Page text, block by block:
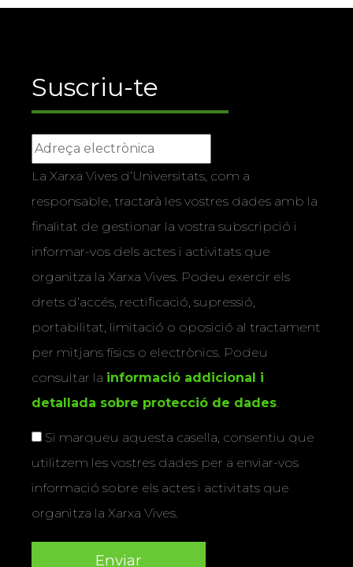
Suscriu-te
La Xarxa Vives d’Universitats, com a
responsable, tractarà les vostres dades amb la
finalitat de gestionar la vostra subscripció i
informar-vos dels actes i activitats que
organitza la Xarxa Vives. Podeu exercir els
drets d’accés, rectificació, supressió,
portabilitat, limitació o oposició al tractament
per mitjans físics o electrònics. Podeu
consultar la informació addicional i
detallada sobre protecció de dades
Si marqueu aquesta casella, consentiu que
utilitzem les vostres dades per a enviar-vos
informació sobre els actes i activitats que
organitza la Xarxa Vives.